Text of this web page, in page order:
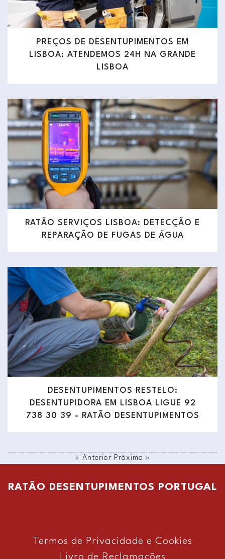
PREÇOS DE DESENTUPIMENTOS EM
LISBOA: ATENDEMOS 24H NA GRANDE
LISBOA
RATÃO SERVIÇOS LISBOA: DETECÇÃO E
REPARAÇÃO DE FUGAS DE ÁGUA
DESENTUPIMENTOS RESTELO:
DESENTUPIDORA EM LISBOA LIGUE 92
738 30 39 - RATÃO DESENTUPIMENTOS
« Anterior Próxima »
RATÃO DESENTUPIMENTOS PORTUGAL
Termos de Privacidade e Cookies
Livro de Reclamações